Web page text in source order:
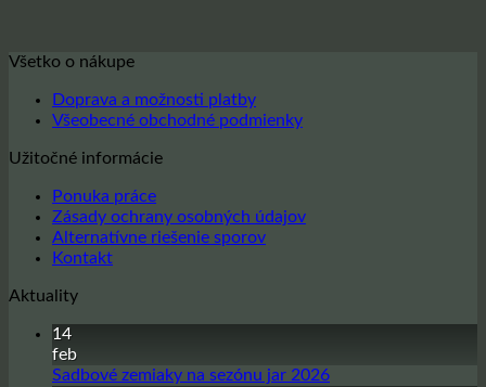
Všetko o nákupe
Doprava a možnosti platby
Všeobecné obchodné podmienky
Užitočné informácie
Ponuka práce
Zásady ochrany osobných údajov
Alternatívne riešenie sporov
Kontakt
Aktuality
14
feb
Sadbové zemiaky na sezónu jar 2026Žiadne